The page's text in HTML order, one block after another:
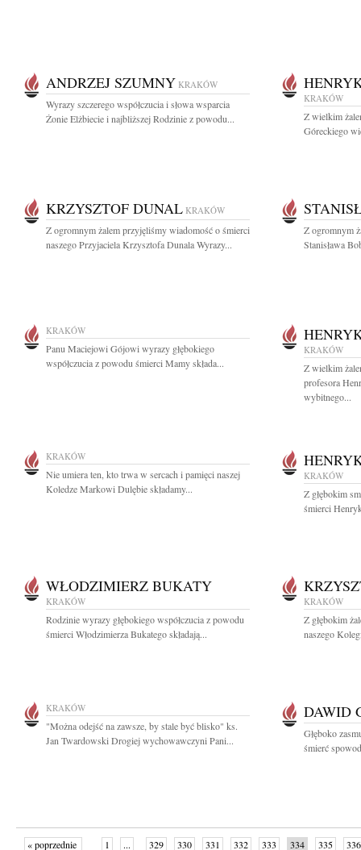
ANDRZEJ SZUMNY KRAKÓW
Wyrazy szczerego współczucia i słowa wsparcia
Żonie Elżbiecie i najbliższej Rodzinie z powodu...
KRAKÓW
Z wielkim
Góreckiego
KRZYSZTOF DUNAL KRAKÓW
Z ogromnym żalem przyjęliśmy wiadomość o śmierci
naszego Przyjaciela Krzysztofa Dunala Wyrazy...
Z ogromnym
Stanisława
KRAKÓW
Panu Maciejowi Gójowi wyrazy głębokiego
współczucia z powodu śmierci Mamy składa...
KRAKÓW
Z wielkim
profesora
wybitnego...
KRAKÓW
Nie umiera ten, kto trwa w sercach i pamięci naszej
Koledze Markowi Dulębie składamy...
KRAKÓW
Z głębokim
śmierci
WŁODZIMIERZ BUKATY
KRAKÓW
Rodzinie wyrazy głębokiego współczucia z powodu
śmierci Włodzimierza Bukatego składają...
KRAKÓW
Z głębokim
naszego
KRAKÓW
"Można odejść na zawsze, by stale być blisko" ks.
Jan Twardowski Drogiej wychowawczyni Pani...
DAWID
Głęboko
śmierć
« poprzednie 1 ... 329 330 331 332 333 334 335 336